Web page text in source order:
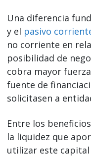
Una diferencia
y el pasivo
no corriente en
posibilidad de
cobra mayor
fuente de
solicitasen a
Entre los
la liquidez que
utilizar este capital